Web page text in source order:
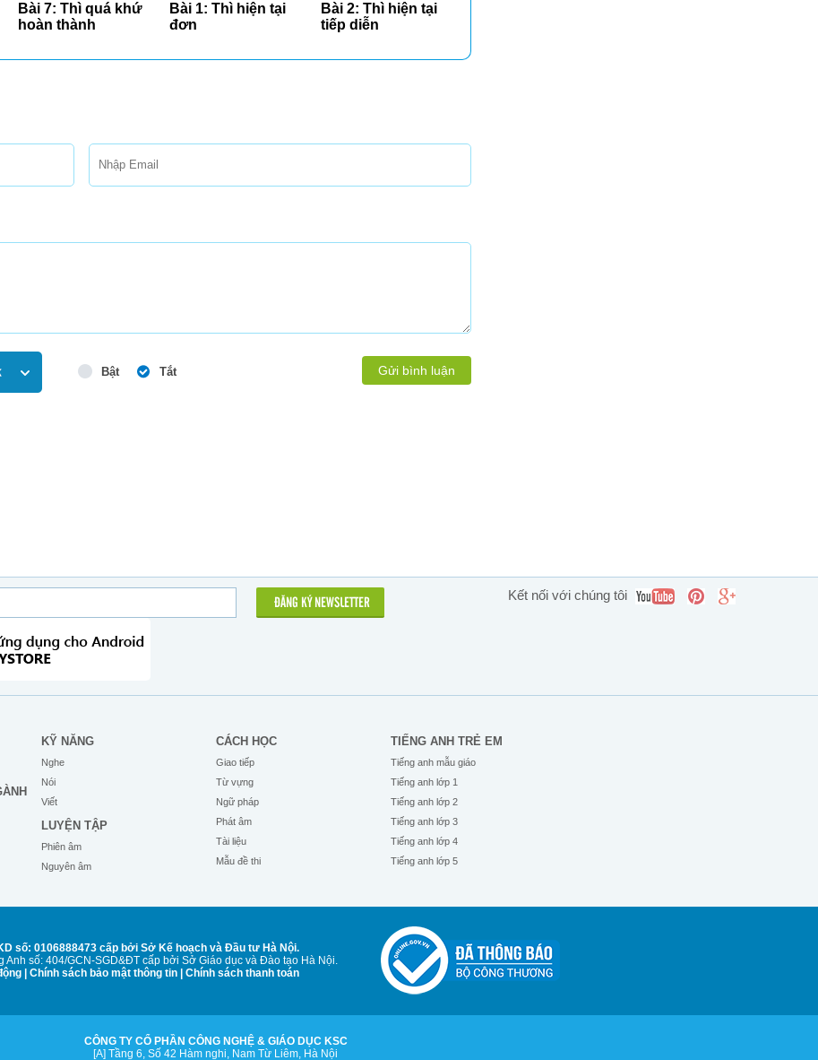
Bài 7: Thì quá khứ
hoàn thành
Bài 1: Thì hiện tại
đơn
Bài 2: Thì hiện tại
tiếp diễn
Bật Tắt Gửi bình luận
ĐĂNG KÝ NEWSLETTER
Kết nối với chúng tôi
KỸ NĂNG
Nghe
Nói
Viết
LUYỆN TẬP
Phiên âm
Nguyên âm
CÁCH HỌC
Giao tiếp
Từ vựng
Ngữ pháp
Phát âm
Tài liệu
Mẫu đề thi
TIẾNG ANH TRẺ EM
Tiếng anh mẫu giáo
Tiếng anh lớp 1
Tiếng anh lớp 2
Tiếng anh lớp 3
Tiếng anh lớp 4
Tiếng anh lớp 5
số: 0106888473 cấp bởi Sở Kế hoạch và Đầu tư Hà Nội.
Anh số: 404/GCN-SGD&ĐT cấp bởi Sở Giáo dục và Đào tạo Hà Nội.
| Chính sách bảo mật thông tin| Chính sách thanh toán
CÔNG TY CỔ PHẦN CÔNG NGHỆ & GIÁO DỤC KSC
[A] Tầng 6, Số 42 Hàm nghi, Nam Từ Liêm, Hà Nội